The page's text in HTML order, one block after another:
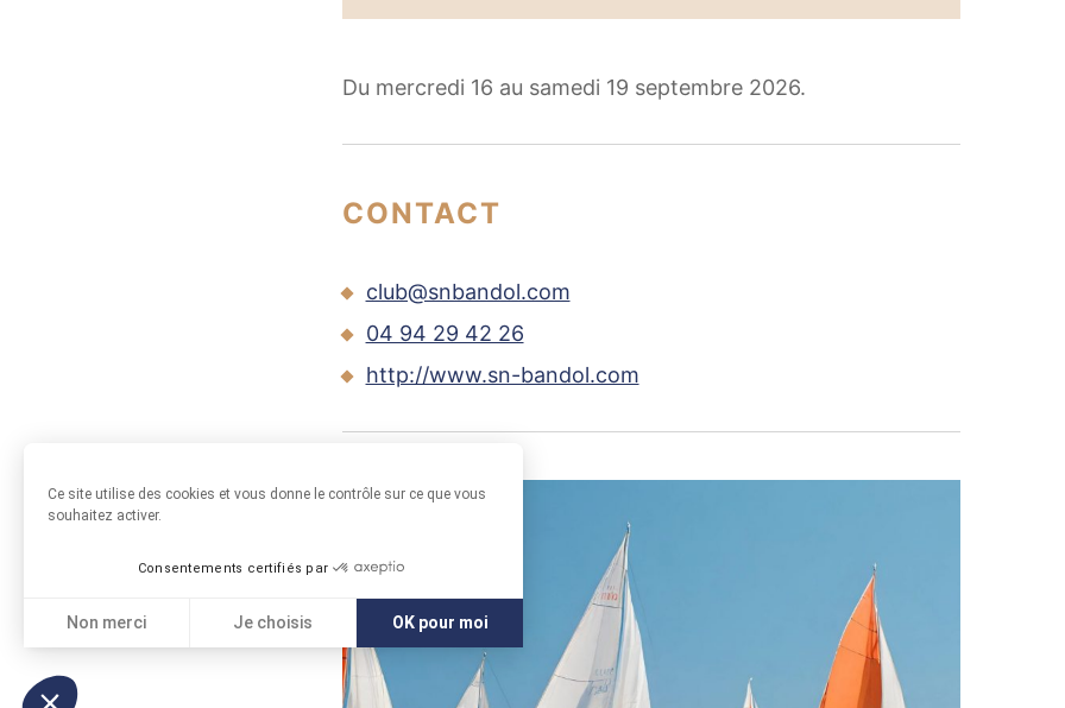
Du mercredi 16 au samedi 19 septembre 2026.
CONTACT
club@snbandol.com
04 94 29 42 26
http://www.sn-bandol.com
Ce site utilise des cookies et vous donne le contrôle sur ce que vous
souhaitez activer.
Consentements certifiés par
Non merci Je choisis OK pour moi
Plateforme de Gestion du Consentement : Personnalisez vos Options
Notre plateforme vous permet d'adapter et de gérer vos paramètres de confidentialité, en garantissant la